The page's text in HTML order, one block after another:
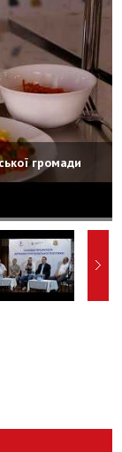
громади